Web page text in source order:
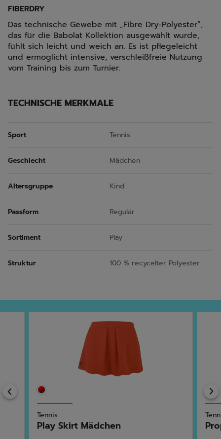
FIBERDRY
Das technische Gewebe mit „Fibre Dry-Polyester“,
das für die Babolat Kollektion ausgewählt wurde,
fühlt sich leicht und weich an. Es ist pflegeleicht
und ermöglicht intensive, verschleißfreie Nutzung
vom Training bis zum Turnier.
TECHNISCHE MERKMALE
Sport Tennis
Geschlecht Mädchen
Altersgruppe Kind
Passform Regulär
Sortiment Play
Struktur 100 % recycelter Polyester
Previous
Tennis
Play Skirt Mädchen